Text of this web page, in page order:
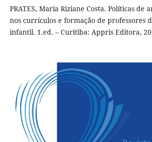
PRATES, Maria Riziane Costa. Políticas de
nos currículos e formação de professores
infantil. 1.ed. – Curitiba: Appris Editora,